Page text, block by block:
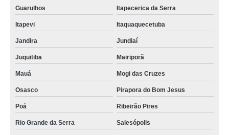
Guarulhos Itapecerica da Serra
Itapevi Itaquaquecetuba
Jandira Jundiaí
Juquitiba Mairiporã
Mauá Mogi das Cruzes
Osasco Pirapora do Bom Jesus
Poá Ribeirão Pires
Rio Grande da Serra Salesópolis